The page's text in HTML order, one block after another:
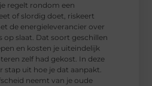
regelt rondom een
of slordig doet, riskeert
de energieleverancier over
op slaat. Dat soort geschillen
en kosten je uiteindelijk
zelf had gekost. In deze
stap uit hoe je dat aanpakt.
neemt van je oude